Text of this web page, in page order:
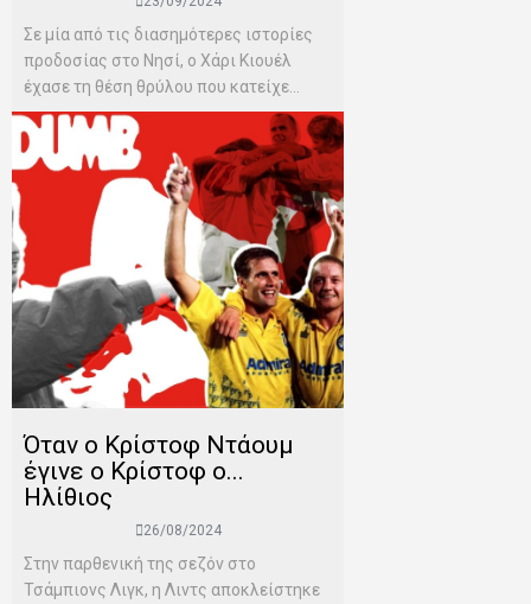
Σε μία από τις διασημότερες ιστορίες
προδοσίας στο Νησί, ο Χάρι Κιουέλ
έχασε τη θέση θρύλου που κατείχε...
Όταν ο Κρίστοφ Ντάουμ
έγινε ο Κρίστοφ ο...
Ηλίθιος
26/08/2024
Στην παρθενική της σεζόν στο
Τσάμπιονς Λιγκ, η Λιντς αποκλείστηκε